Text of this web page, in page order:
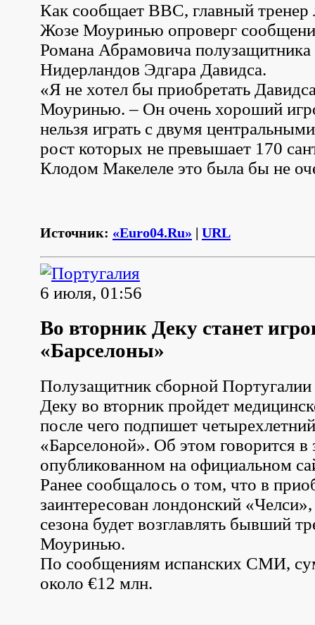
Как сообщает BBC, главный тренер
Жозе Моуринью опроверг
Романа Абрамовича полузащитника
Нидерландов Эдгара Давидса.
«Я не хотел бы приобретать
Моуринью. – Он очень хороший
нельзя играть с двумя
рост которых не превышает 170
Клодом Макелеле это была бы не
Источник: «Euro04.Ru» | URL
6 июля, 01:56
Во вторник Деку станет
«Барселоны»
Полузащитник сборной
Деку во вторник пройдет
после чего подпишет
«Барселоной». Об этом говорится в
опубликованном на официальном
Ранее сообщалось о том, что в
заинтересован лондонский
сезона будет возглавлять бывший
Моуринью.
По сообщениям испанских СМИ,
около €12 млн.